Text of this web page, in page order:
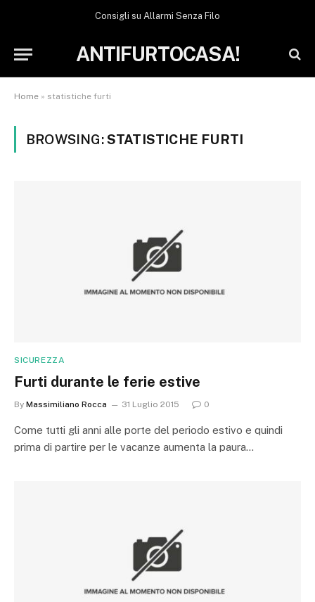
Consigli su Allarmi Senza Filo
ANTIFURTOCASA!
Home » statistiche furti
BROWSING:STATISTICHE FURTI
SICUREZZA
Furti durante le ferie estive
By Massimiliano Rocca 31 Luglio 2015 0
Come tutti gli anni alle porte del periodo estivo e quindi
prima di partire per le vacanze aumenta la paura…